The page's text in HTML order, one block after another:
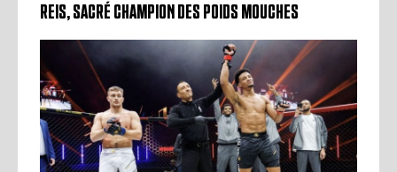
REIS, SACRÉ CHAMPION DES POIDS MOUCHES